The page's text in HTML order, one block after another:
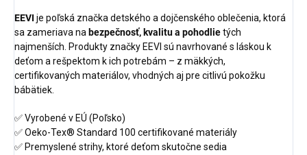
EEVI je poľská značka detského a dojčenského oblečenia, ktorá
sa zameriava na bezpečnosť, kvalitu a pohodlietých
najmenších. Produkty značky EEVI sú navrhované s láskou k
deťom a rešpektom k ich potrebám – z mäkkých,
certifikovaných materiálov, vhodných aj pre citlivú pokožku
bábätiek.
✅ Vyrobené v EÚ (Poľsko)
✅ Oeko-Tex® Standard 100 certifikované materiály
✅ Premyslené strihy, ktoré deťom skutočne sedia